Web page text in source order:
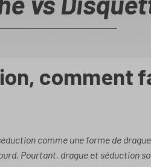
comment
comme une forme de
Pourtant, drague et séduction